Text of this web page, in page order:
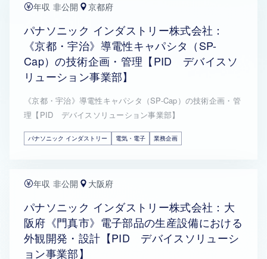
年収 非公開 京都府
パナソニック インダストリー株式会社：
《京都・宇治》導電性キャパシタ（SP-
Cap）の技術企画・管理【PID デバイスソ
リューション事業部】
《京都・宇治》導電性キャパシタ（SP-Cap）の技術企画・管
理【PID デバイスソリューション事業部】
パナソニック インダストリー 電気・電子 業務企画
年収 非公開 大阪府
パナソニック インダストリー株式会社：大
阪府《門真市》電子部品の生産設備における
外観開発・設計【PID デバイスソリューシ
ョン事業部】